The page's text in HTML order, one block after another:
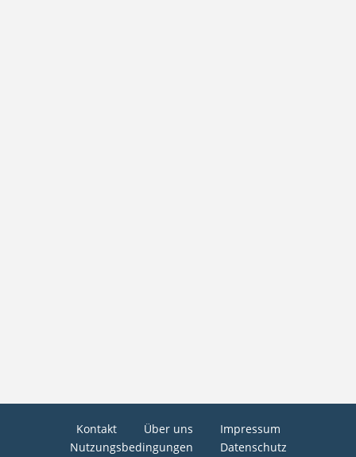
Kontakt Über uns
Impressum
Nutzungsbedingungen
Datenschutz